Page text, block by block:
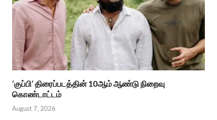
‘குப்பி’ திரைப்படத்தின் 10ஆம் ஆண்டு நிறைவு
கொண்டாட்டம்
August 7, 2026